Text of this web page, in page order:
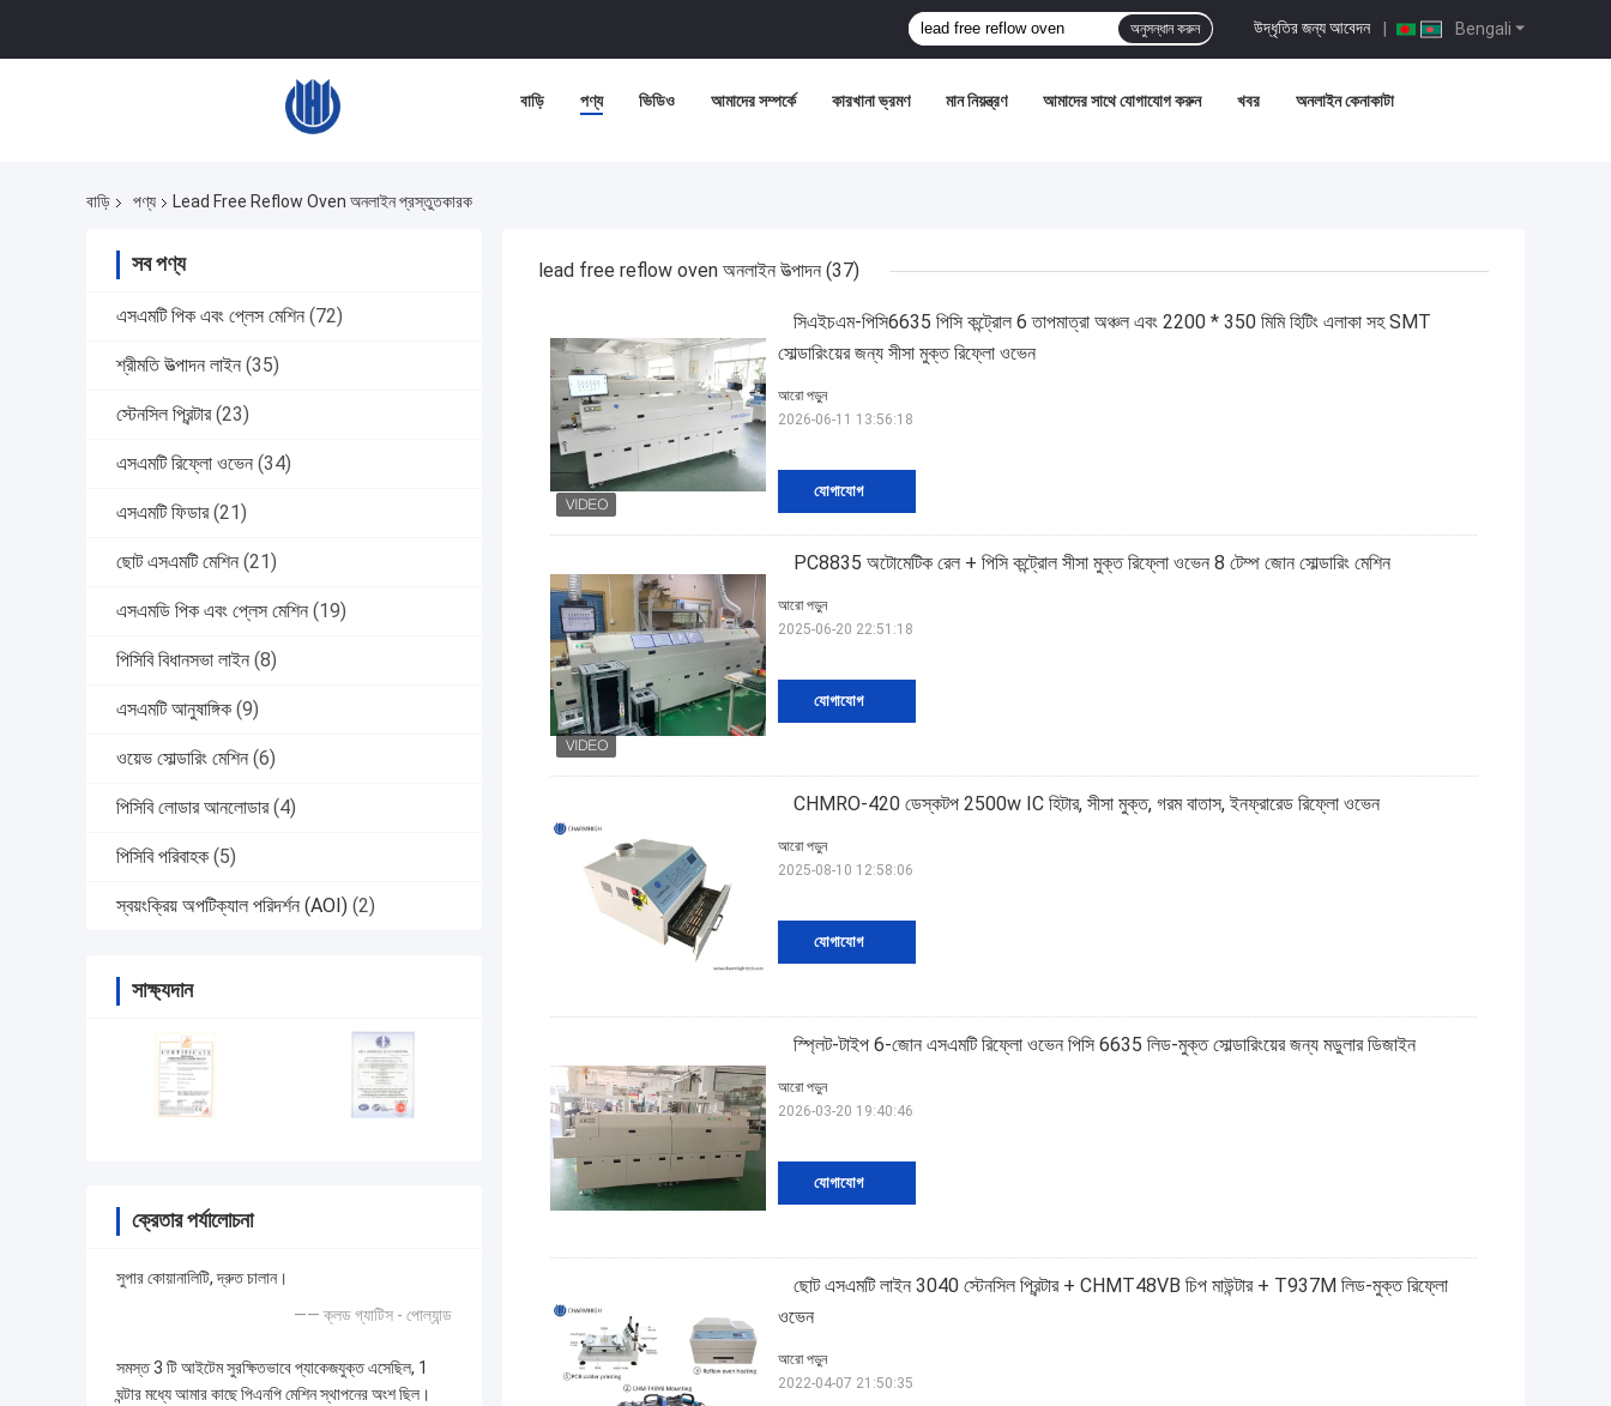
Bengali
উদ্ধৃতির জন্য আবেদন |
অনুসন্ধান করুন
বাড়ি পণ্য ভিডিও আমাদের সম্পর্কে কারখানা ভ্রমণ মান নিয়ন্ত্রণ আমাদের সাথে যোগাযোগ করুন খবর অনলাইন কেনাকাটা
বাড়ি পণ্য Lead Free Reflow Oven অনলাইন প্রস্তুতকারক
সব পণ্য
এসএমটি পিক এবং প্লেস মেশিন (72)
শ্রীমতি উত্পাদন লাইন (35)
স্টেনসিল প্রিন্টার (23)
এসএমটি রিফ্লো ওভেন (34)
এসএমটি ফিডার (21)
ছোট এসএমটি মেশিন (21)
এসএমডি পিক এবং প্লেস মেশিন (19)
পিসিবি বিধানসভা লাইন (8)
এসএমটি আনুষাঙ্গিক (9)
ওয়েভ সোল্ডারিং মেশিন (6)
পিসিবি লোডার আনলোডার (4)
পিসিবি পরিবাহক (5)
স্বয়ংক্রিয় অপটিক্যাল পরিদর্শন (AOI) (2)
সাক্ষ্যদান
ক্রেতার পর্যালোচনা
সুপার কোয়ানালিটি, দ্রুত চালান।
—— ক্লড গ্যাটিস - পোল্যান্ড
সমস্ত 3 টি আইটেম সুরক্ষিতভাবে প্যাকেজযুক্ত এসেছিল, 1
ঘন্টার মধ্যে আমার কাছে পিএনপি মেশিন স্থাপনের অংশ ছিল।
lead free reflow oven অনলাইন উত্পাদন (37)
সিএইচএম-পিসি6635 পিসি কন্ট্রোল 6 তাপমাত্রা অঞ্চল এবং 2200 * 350 মিমি হিটিং এলাকা সহ SMT
সোল্ডারিংয়ের জন্য সীসা মুক্ত রিফ্লো ওভেন
যোগাযোগ
আরো পড়ুন
2026-06-11 13:56:18
PC8835 অটোমেটিক রেল + পিসি কন্ট্রোল সীসা মুক্ত রিফ্লো ওভেন 8 টেম্প জোন সোল্ডারিং মেশিন
যোগাযোগ
আরো পড়ুন
2025-06-20 22:51:18
CHMRO-420 ডেস্কটপ 2500w IC হিটার, সীসা মুক্ত, গরম বাতাস, ইনফ্রারেড রিফ্লো ওভেন
যোগাযোগ
আরো পড়ুন
2025-08-10 12:58:06
স্প্লিট-টাইপ 6-জোন এসএমটি রিফ্লো ওভেন পিসি 6635 লিড-মুক্ত সোল্ডারিংয়ের জন্য মডুলার ডিজাইন
যোগাযোগ
আরো পড়ুন
2026-03-20 19:40:46
ছোট এসএমটি লাইন 3040 স্টেনসিল প্রিন্টার + CHMT48VB চিপ মাউন্টার + T937M লিড-মুক্ত রিফ্লো
ওভেন
আরো পড়ুন
2022-04-07 21:50:35